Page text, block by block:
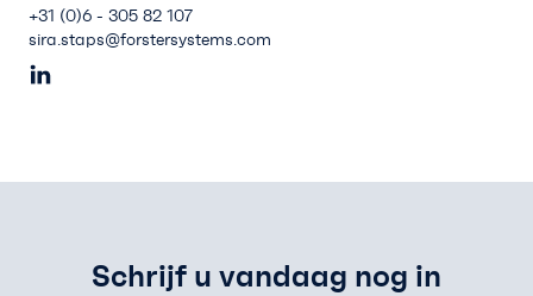
+31 (0)6 - 305 82 107
sira.staps@forstersystems.com
Schrijf u vandaag nog in